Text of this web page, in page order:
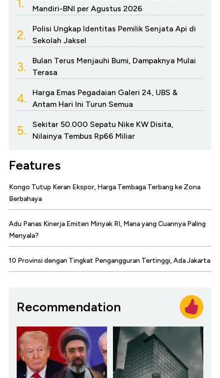
Mandiri-BNI per Agustus 2026
2.
Polisi Ungkap Identitas Pemilik Senjata Api di
Sekolah Jaksel
3.
Bulan Terus Menjauhi Bumi, Dampaknya Mulai
Terasa
4.
Harga Emas Pegadaian Galeri 24, UBS &
Antam Hari Ini Turun Semua
5.
Sekitar 50.000 Sepatu Nike KW Disita,
Nilainya Tembus Rp66 Miliar
Features
Kongo Tutup Keran Ekspor, Harga Tembaga Terbang ke Zona
Berbahaya
Adu Panas Kinerja Emiten Minyak RI, Mana yang Cuannya Paling
Menyala?
10 Provinsi dengan Tingkat Pengangguran Tertinggi, Ada Jakarta
Recommendation